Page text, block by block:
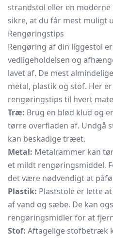
strandstol eller en moderne
sikre, at du får mest muligt
Rengøringstips
Rengøring af din liggestol
vedligeholdelsen og
lavet af. De mest
metal, plastik og stof. Her
rengøringstips til hvert
Træ: Brug en blød klud og
tørre overfladen af. Undgå
kan beskadige træet.
Metal: Metalrammer kan
et mildt rengøringsmiddel.
det være nødvendigt at
Plastik: Plaststole er lette
af vand og sæbe. De kan
rengøringsmidler for at
Stof: Aftagelige stofbetræk